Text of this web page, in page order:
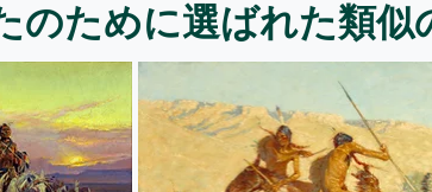
のために選ばれた類似